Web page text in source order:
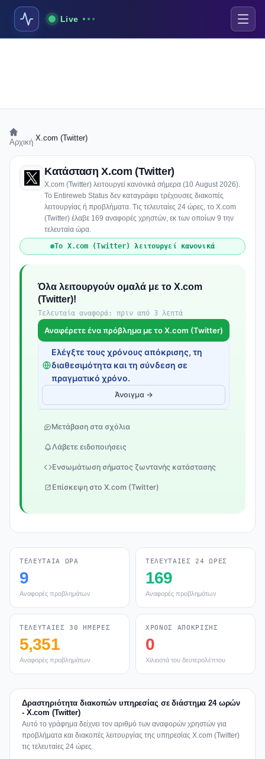
Live
Αρχική X.com (Twitter)
Κατάσταση X.com (Twitter)
X.com (Twitter) λειτουργεί κανονικά σήμερα (10 August 2026).
Το Entireweb Status δεν καταγράφει τρέχουσες διακοπές
λειτουργίας ή προβλήματα. Τις τελευταίες 24 ώρες, το X.com
(Twitter) έλαβε 169 αναφορές χρηστών, εκ των οποίων 9 την
τελευταία ώρα.
Το X.com (Twitter) λειτουργεί κανονικά
Όλα λειτουργούν ομαλά με το X.com
(Twitter)!
Τελευταία αναφορά: πριν από 3 λεπτά
Αναφέρετε ένα πρόβλημα με το X.com (Twitter)
Ελέγξτε τους χρόνους απόκρισης, τη
διαθεσιμότητα και τη σύνδεση σε
πραγματικό χρόνο.
Άνοιγμα →
Μετάβαση στα σχόλια
Λάβετε ειδοποιήσεις
Ενσωμάτωση σήματος ζωντανής κατάστασης
Επίσκεψη στο X.com (Twitter)
ΤΕΛΕΥΤΑΊΑ ΏΡΑ
9
Αναφορές προβλημάτων
ΤΕΛΕΥΤΑΊΕΣ 24 ΏΡΕΣ
169
Αναφορές προβλημάτων
ΤΕΛΕΥΤΑΊΕΣ 30 ΗΜΈΡΕΣ
5,351
Αναφορές προβλημάτων
ΧΡΌΝΟΣ ΑΠΌΚΡΙΣΗΣ
0
Χιλιοστά του δευτερολέπτου
Δραστηριότητα διακοπών υπηρεσίας σε διάστημα 24 ωρών
- X.com (Twitter)
Αυτό το γράφημα δείχνει τον αριθμό των αναφορών χρηστών για
προβλήματα και διακοπές λειτουργίας της υπηρεσίας X.com (Twitter)
τις τελευταίες 24 ώρες.